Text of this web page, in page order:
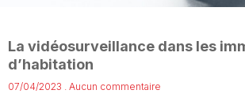
La vidéosurveillance dans les
d’habitation
07/04/2023 Aucun commentaire